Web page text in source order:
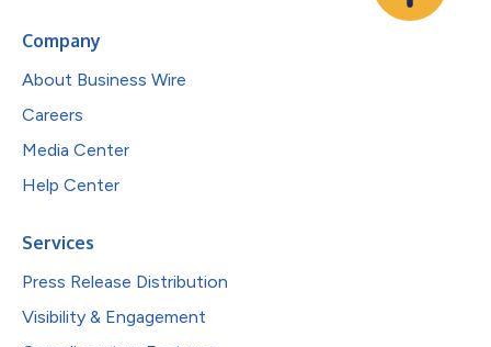
Company
About Business Wire
Careers
Media Center
Help Center
Services
Press Release Distribution
Visibility & Engagement